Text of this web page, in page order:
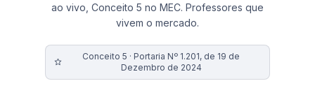
ao vivo, Conceito 5 no MEC. Professores que
vivem o mercado.
Conceito 5 · Portaria Nº 1.201, de 19 de
Dezembro de 2024